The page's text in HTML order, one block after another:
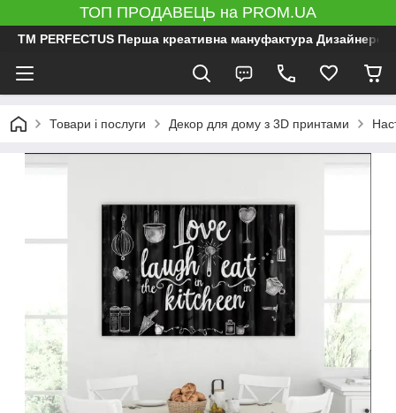
ТОП ПРОДАВЕЦЬ на PROM.UA
ТМ PERFECTUS Перша креативна мануфактура
Товари і послуги Декор для дому з 3D принтами